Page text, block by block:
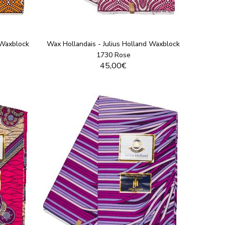
Wax Hollandais - Julius Holland Waxblock
1730 Rose
45,00€